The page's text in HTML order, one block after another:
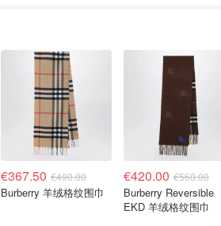
€367.50 €490.00
Burberry 羊绒格纹围巾
€420.00 €560.00
Burberry Reversible
EKD 羊绒格纹围巾